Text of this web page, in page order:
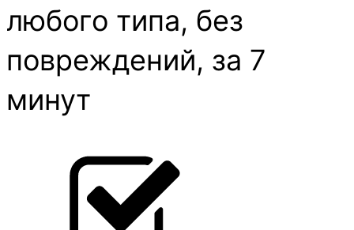
любого типа, без
повреждений, за 7
минут